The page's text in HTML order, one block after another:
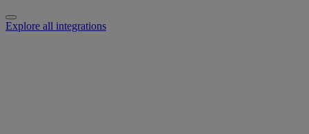
Explore all integrations